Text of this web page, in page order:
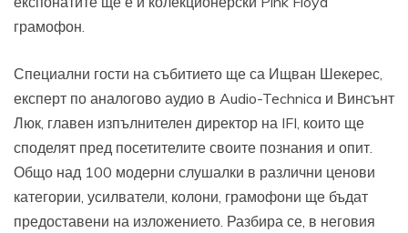
грамофон.
Специални гости на събитието ще са Ищван Шекерес,
експерт по аналогово аудио в Audio-Technica и Винсънт
Люк, главен изпълнителен директор на IFI, които ще
споделят пред посетителите своите познания и опит.
Общо над 100 модерни слушалки в различни ценови
категории, усилватели, колони, грамофони ще бъдат
предоставени на изложението. Разбира се, в неговия